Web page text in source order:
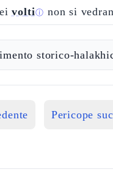
voltiⓘ non si
storico-
Pericope